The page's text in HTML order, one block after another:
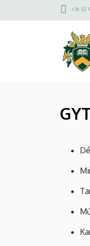
Bizottságai
a
Felső
menü
+36 52